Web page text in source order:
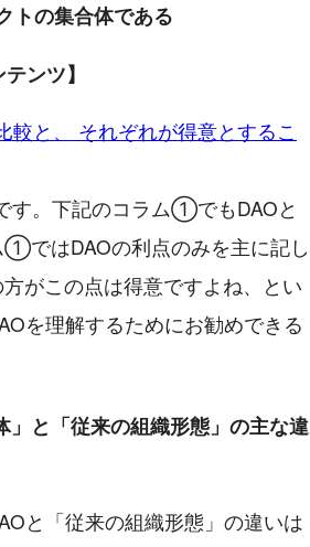
トの集合体である
ンツ】
較と、 それぞれが得意とするこ
す。下記のコラム①でもDAOと
ではDAOの利点のみを主に記し
がこの点は得意ですよね、とい
を理解するためにお勧めできる
と「従来の組織形態」の主な違
と「従来の組織形態」の違いは